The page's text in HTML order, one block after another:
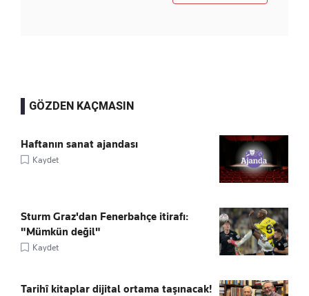
GÖZDEN KAÇMASIN
Haftanın sanat ajandası
Kaydet
Sturm Graz'dan Fenerbahçe itirafı:
"Mümkün değil"
Kaydet
Tarihî kitaplar dijital ortama taşınacak!